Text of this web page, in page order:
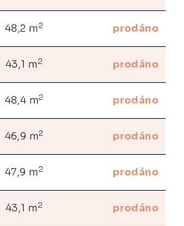
48,2 m 2 prodáno
43,1 m 2 prodáno
48,4 m2 prodáno
46,9 m2 prodáno
47,9 m 2 prodáno
43,1 m 2 prodáno